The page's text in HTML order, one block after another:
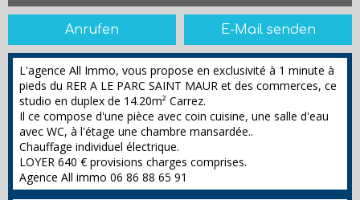
Anrufen E-Mail senden
L'agence All Immo, vous propose en exclusivité à 1 minute à
pieds du RER A LE PARC SAINT MAUR et des commerces, ce
studio en duplex de 14.20m² Carrez.
Il ce compose d'une pièce avec coin cuisine, une salle d'eau
avec WC, à l'étage une chambre mansardée..
Chauffage individuel électrique.
LOYER 640 € provisions charges comprises.
Agence All immo 06 86 88 65 91